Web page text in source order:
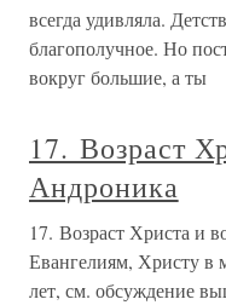
всегда удивляла.
благополучное. Но
вокруг большие, а ты
17. Возраст
Андроника
17. Возраст Христа и
Евангелиям, Христу в
лет, см. обсуждение